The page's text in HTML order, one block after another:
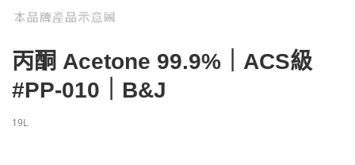
丙酮 Acetone 99.9%｜ACS級
#PP-010｜B&J
19L